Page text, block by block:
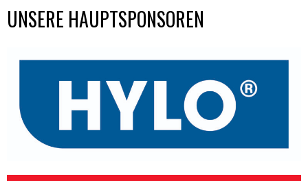
UNSERE HAUPTSPONSOREN